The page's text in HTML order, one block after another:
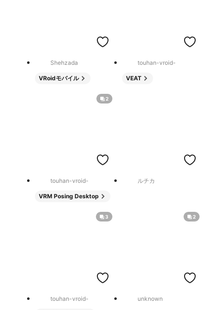
Shehzada
VRoidモバイル
touhan-vroid-
VEAT
2
touhan-vroid-
VRM Posing Desktop
ルチカ
3
touhan-vroid-
2
unknown